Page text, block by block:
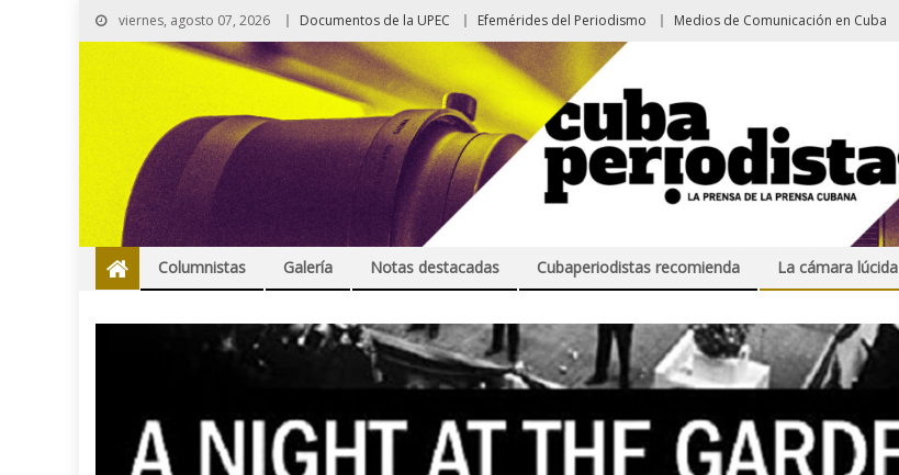
viernes, agosto 07, 2026 Documentos de la UPEC Efemérides del Periodismo Medios de Comunicación en Cuba
Columnistas Galería Notas destacadas Cubaperiodistas recomienda La cámara lúcida